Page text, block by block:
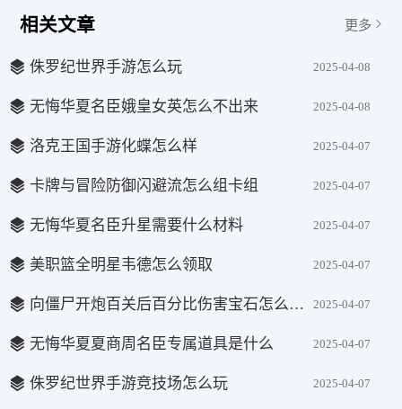
相关文章 更多
侏罗纪世界手游怎么玩 2025-04-08
无悔华夏名臣娥皇女英怎么不出来 2025-04-08
洛克王国手游化蝶怎么样 2025-04-07
卡牌与冒险防御闪避流怎么组卡组 2025-04-07
无悔华夏名臣升星需要什么材料 2025-04-07
美职篮全明星韦德怎么领取 2025-04-07
向僵尸开炮百关后百分比伤害宝石怎么选择 2025-04-07
无悔华夏夏商周名臣专属道具是什么 2025-04-07
侏罗纪世界手游竞技场怎么玩 2025-04-07